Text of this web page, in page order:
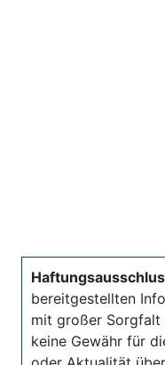
bereitgestellten
mit großer Sorgfalt
keine Gewähr für